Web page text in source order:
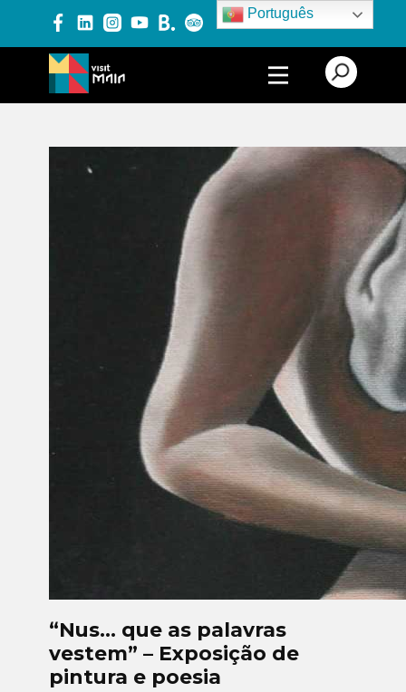
Português
PRODUTOS E SERVIÇOS
EXPERIÊNCIAS
EVENTOS
BLOG
“Nus… que as palavras
vestem” – Exposição de
pintura e poesia